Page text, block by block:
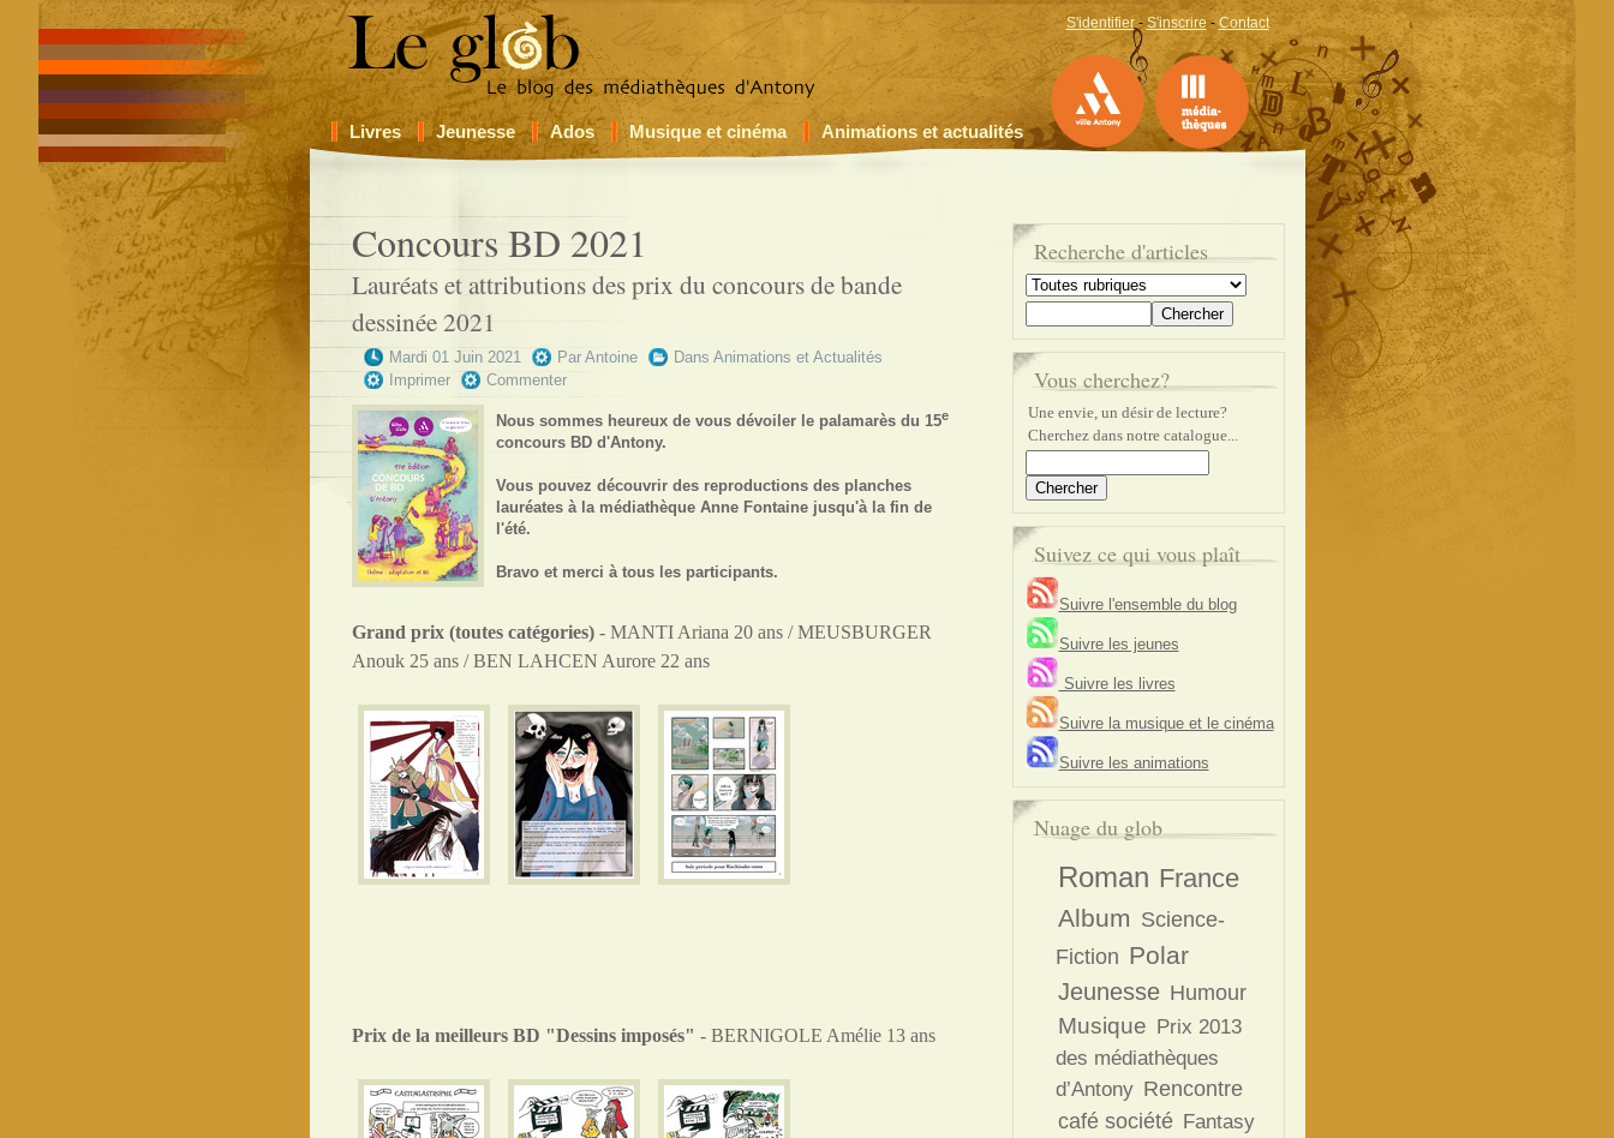
S'identifier - S'inscrire -Contact
Livres Jeunesse Ados Musique et cinéma Animations et actualités
Concours BD 2021
Lauréats et attributions des prix du concours de bande
dessinée 2021
Mardi 01 Juin 2021 Par Antoine Dans Animations et Actualités
Imprimer
Commenter
Nous sommes heureux de vous dévoiler le palamarès du 15e
concours BD d'Antony.
Vous pouvez découvrir des reproductions des planches
lauréates à la médiathèque Anne Fontaine jusqu'à la fin de
l'été.
Bravo et merci à tous les participants.
Grand prix (toutes catégories)- MANTI Ariana 20 ans / MEUSBURGER
Anouk 25 ans / BEN LAHCEN Aurore 22 ans
Prix de la meilleurs BD "Dessins imposés" - BERNIGOLE Amélie 13 ans
Recherche d'articles
Vous cherchez?
Une envie, un désir de lecture?
Cherchez dans notre catalogue...
Suivez ce qui vous plaît
Suivre l'ensemble du blog
Suivre les jeunes
Suivre les livres
Suivre la musique et le cinéma
Suivre les animations
Nuage du glob
Roman France
Album Science-
Fiction Polar
Jeunesse Humour
Musique Prix 2013
des médiathèques
d’Antony Rencontre
café société Fantasy